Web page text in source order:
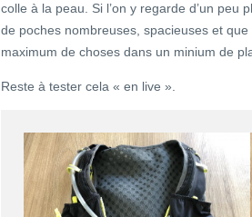
colle à la peau. Si l’on y regarde d’un peu
de poches nombreuses, spacieuses et
maximum de choses dans un minium de
Reste à tester cela « en live ».